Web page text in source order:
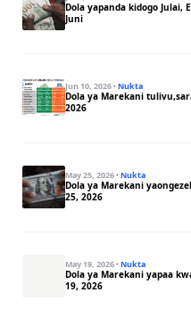
Dola yapanda kidogo Julai,
Juni
Jun 10, 2026· Nukta
Dola ya Marekani
2026
May 25, 2026· Nukta
Dola ya Marekani
25, 2026
May 19, 2026· Nukta
Dola ya Marekani yapaa
19, 2026